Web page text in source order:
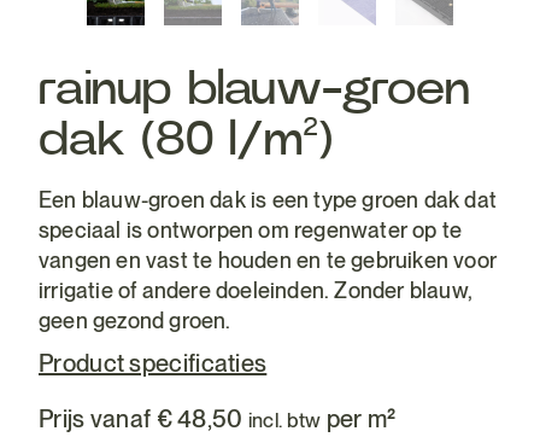
rainup blauw-groen
dak (80 l/m²)
Prijs vanaf €48,50 incl. btw per m²
Een blauw-groen dak is een type groen dak dat
speciaal is ontworpen om regenwater op te
vangen en vast te houden en te gebruiken voor
irrigatie of andere doeleinden. Zonder blauw,
geen gezond groen.
Product specificaties